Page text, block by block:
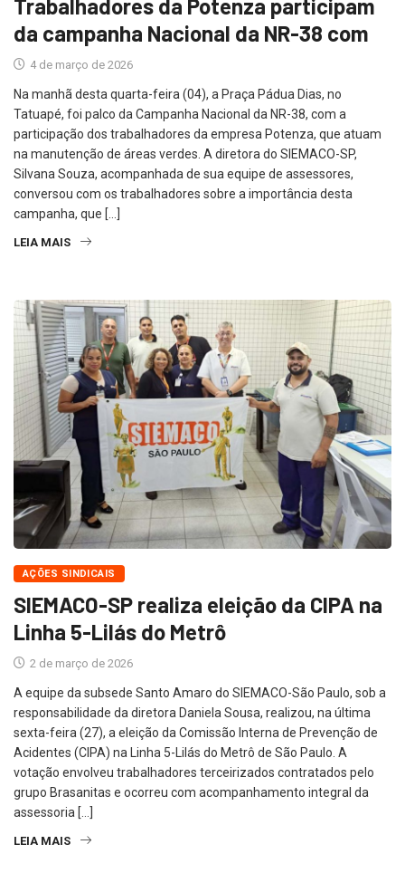
Trabalhadores da Potenza participam
da campanha Nacional da NR-38 com
4 de março de 2026
Na manhã desta quarta-feira (04), a Praça Pádua Dias, no
Tatuapé, foi palco da Campanha Nacional da NR-38, com a
participação dos trabalhadores da empresa Potenza, que atuam
na manutenção de áreas verdes. A diretora do SIEMACO-SP,
Silvana Souza, acompanhada de sua equipe de assessores,
conversou com os trabalhadores sobre a importância desta
campanha, que […]
LEIA MAIS
AÇÕES SINDICAIS
SIEMACO-SP realiza eleição da CIPA na
Linha 5-Lilás do Metrô
2 de março de 2026
A equipe da subsede Santo Amaro do SIEMACO-São Paulo, sob a
responsabilidade da diretora Daniela Sousa, realizou, na última
sexta-feira (27), a eleição da Comissão Interna de Prevenção de
Acidentes (CIPA) na Linha 5-Lilás do Metrô de São Paulo. A
votação envolveu trabalhadores terceirizados contratados pelo
grupo Brasanitas e ocorreu com acompanhamento integral da
assessoria […]
LEIA MAIS